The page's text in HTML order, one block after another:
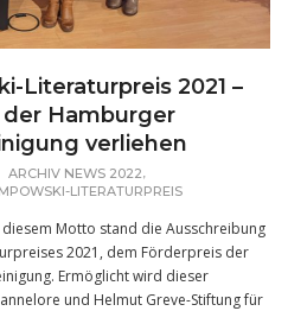
Literaturpreis 2021 –
Hamburger
verliehen
ARCHIV NEWS 2022
LITERATURPREIS
Motto stand die Ausschreibung
2021, dem Förderpreis der
Ermöglicht wird dieser
und Helmut Greve-Stiftung für